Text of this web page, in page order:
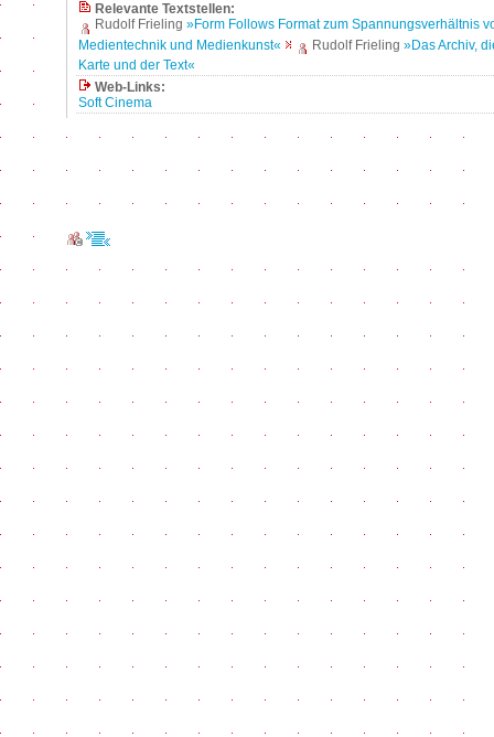
Relevante Textstellen:
Rudolf Frieling »Form Follows Format zum Spannungsverhältnis
Medientechnik und Medienkunst«
Rudolf Frieling »Das Archiv,
Karte und der Text«
Web-Links:
Soft Cinema